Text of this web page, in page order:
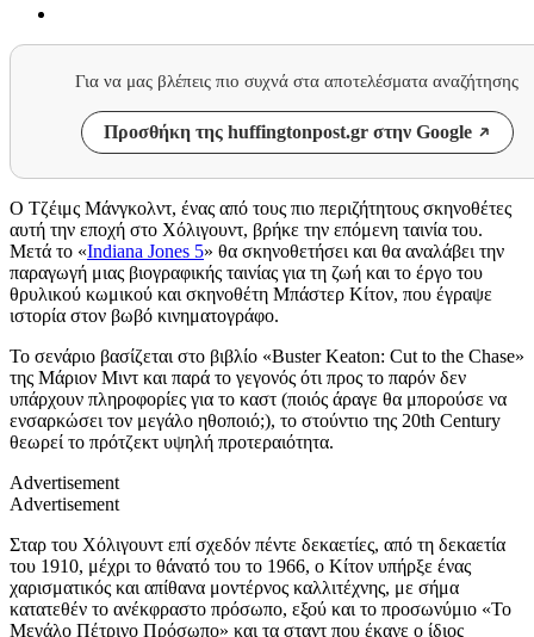
Για να μας βλέπεις πιο συχνά στα αποτελέσματα αναζήτησης
Προσθήκη της huffingtonpost.gr στην Google
Ο Τζέιμς Μάνγκολντ, ένας από τους πιο περιζήτητους σκηνοθέτες
αυτή την εποχή στο Χόλιγουντ, βρήκε την επόμενη ταινία του.
Μετά το «Indiana Jones 5» θα σκηνοθετήσει και θα αναλάβει την
παραγωγή μιας βιογραφικής ταινίας για τη ζωή και το έργο του
θρυλικού κωμικού και σκηνοθέτη Μπάστερ Κίτον, που έγραψε
ιστορία στον βωβό κινηματογράφο.
Το σενάριο βασίζεται στο βιβλίο «Buster Keaton: Cut to the Chase»
της Μάριον Μιντ και παρά το γεγονός ότι προς το παρόν δεν
υπάρχουν πληροφορίες για το καστ (ποιός άραγε θα μπορούσε να
ενσαρκώσει τον μεγάλο ηθοποιό;), το στούντιο της 20th Century
θεωρεί το πρότζεκτ υψηλή προτεραιότητα.
Advertisement
Advertisement
Σταρ του Χόλιγουντ επί σχεδόν πέντε δεκαετίες, από τη δεκαετία
του 1910, μέχρι το θάνατό του το 1966, ο Κίτον υπήρξε ένας
χαρισματικός και απίθανα μοντέρνος καλλιτέχνης, με σήμα
κατατεθέν το ανέκφραστο πρόσωπο, εξού και το προσωνύμιο «Το
Μεγάλο Πέτρινο Πρόσωπο» και τα σταντ που έκανε ο ίδιος